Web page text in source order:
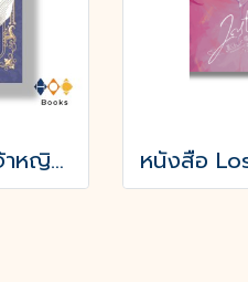
หนังสือ อะเดไลน์ เจ้าหญิงเอลฟ์